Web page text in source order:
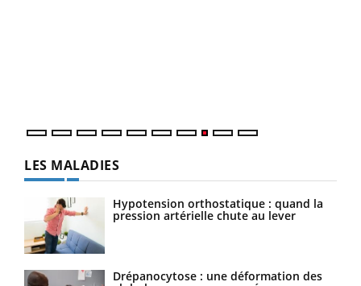
LES MALADIES
Hypotension orthostatique : quand la
pression artérielle chute au lever
Drépanocytose : une déformation des